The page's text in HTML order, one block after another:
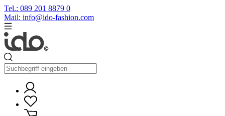
Tel.: 089 201 8879 0
Mail: info@ido-fashion.com